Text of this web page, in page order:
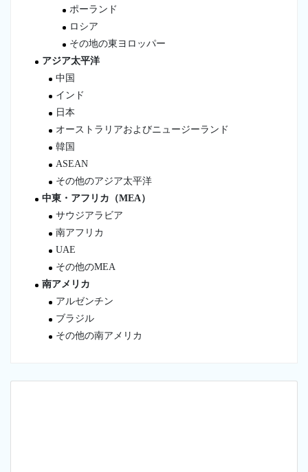
ポーランド
ロシア
その地の東ヨロッパー
アジア太平洋
中国
インド
日本
オーストラリアおよびニュージーランド
韓国
ASEAN
その他のアジア太平洋
中東・アフリカ（MEA）
サウジアラビア
南アフリカ
UAE
その他のMEA
南アメリカ
アルゼンチン
ブラジル
その他の南アメリカ